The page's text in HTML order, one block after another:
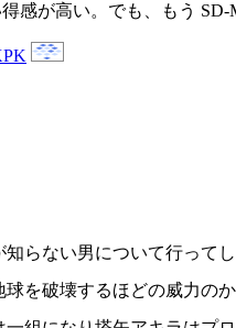
感が高い。でも、もう SD-
知らない男について行って
球を破壊するほどの威力の